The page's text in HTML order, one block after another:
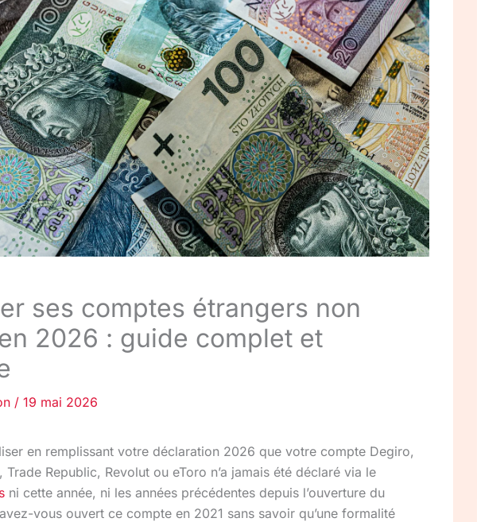
ses comptes étrangers non
2026 : guide complet et
/ 19 mai 2026
en remplissant votre déclaration 2026 que votre compte Degiro,
Trade Republic, Revolut ou eToro n’a jamais été déclaré via le
ni cette année, ni les années précédentes depuis l’ouverture du
vous ouvert ce compte en 2021 sans savoir qu’une formalité